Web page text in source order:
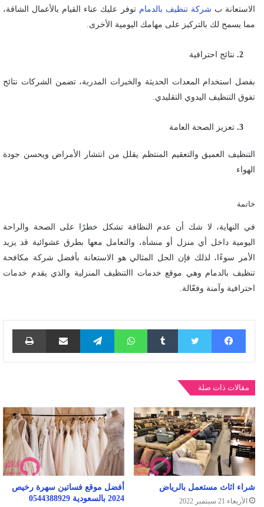
الاستعانة ب شركة تنظيف بالدمام توفر عليك عناء القيام بالأعمال الشاقة،
مما يسمح لك بالتركيز على مهامك اليومية الأخرى.
نتائج احترافية
بفضل استخدام المعدات الحديثة والخبرات المدربة، تضمن الشركات نتائج
تفوق التنظيف اليدوي التقليدي.
تعزيز الصحة العامة
التنظيف العميق والتعقيم المنتظم يقلل من انتشار الأمراض ويحسن جودة
الهواء
خاتمة
في النهاية، لا شك أن عدم النظافة تشكل خطرًا على الصحة والراحة
اليومية داخل أي منزل أو منشأة، والتعامل معها بطرق عشوائية قد يزيد
الأمر سوءًا، لذلك فإن الحل المثالي هو الاستعانة بأفضل شركة مكافحة
تنظيف بالدمام وهي موقع خدمات االتنظيف المنزلية والذي يقدم خدمات
احترافية وآمنة وفعّالة.
فيسبوك تويتر واتساب تيلقرام مشاركة عبر البريد
مقالات ذات صلة
شراء اثاث مستعمل بالرياض
الأربعاء 21 سبتمبر 2022
أفضل موقع فساتين سهرة رخيص
2024 بالسعودية 0544388929